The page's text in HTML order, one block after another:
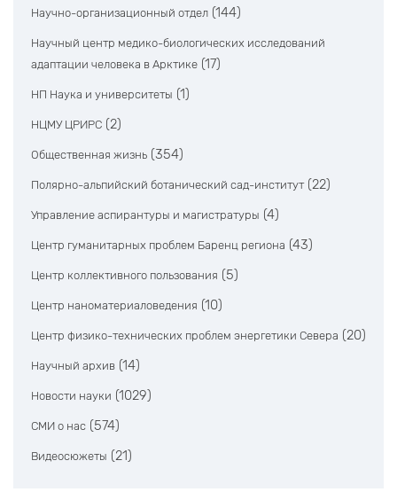
Научно-организационный отдел (144)
Научный центр медико-биологических исследований
адаптации человека в Арктике (17)
НП Наука и университеты (1)
НЦМУ ЦРИРС (2)
Общественная жизнь (354)
Полярно-альпийский ботанический сад-институт (22)
Управление аспирантуры и магистратуры (4)
Центр гуманитарных проблем Баренц региона (43)
Центр коллективного пользования (5)
Центр наноматериаловедения (10)
Центр физико-технических проблем энергетики Севера (20)
Научный архив (14)
Новости науки (1029)
СМИ о нас (574)
Видеосюжеты (21)